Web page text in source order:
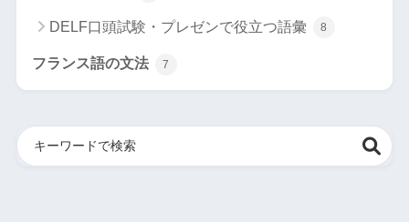
DELF口頭試験・プレゼンで役立つ語彙 8
フランス語の文法 7